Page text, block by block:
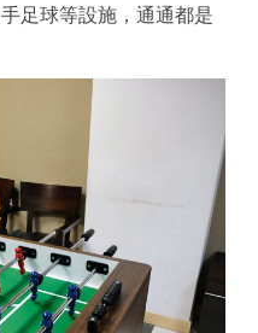
足球等設施，通通都是